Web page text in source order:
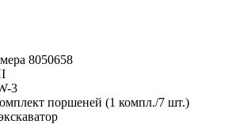
8050658
3
поршеней (1 компл./7 шт.)